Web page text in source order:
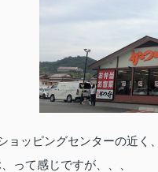
ョッピングセンターの近
って感じですが、、、